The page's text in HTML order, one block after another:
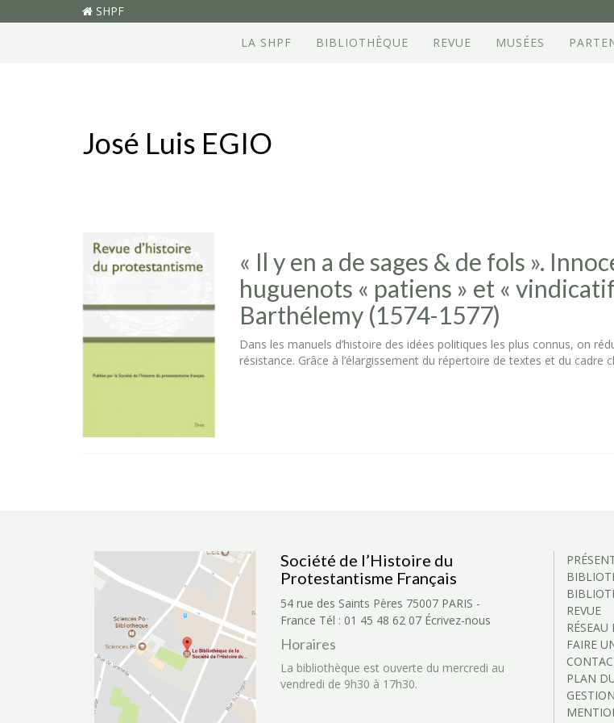
SHPF
LA SHPF
BIBLIOTHÈQUE REVUE MUSÉES
José Luis EGIO
« Il y en a de sages & de fols ».
huguenots « patiens » et «
Barthélemy (1574-1577)
Dans les manuels d’histoire des idées politiques les plus connus, on
résistance. Grâce à l’élargissement du répertoire de textes et du cadre
Société de l’Histoire du
Protestantisme Français
54 rue des Saints Pères 75007 PARIS -
France Tél : 01 45 48 62 07 Écrivez-nous
Horaires
La bibliothèque est ouverte du mercredi au
vendredi de 9h30 à 17h30.
REVUE
RÉSEAU
FAIRE
PLAN